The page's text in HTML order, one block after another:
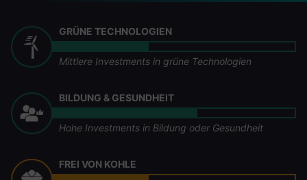
GRÜNE TECHNOLOGIEN
Mittlere Investments in grüne Technologien
BILDUNG & GESUNDHEIT
Hohe Investments in Bildung oder Gesundheit
FREI VON KOHLE